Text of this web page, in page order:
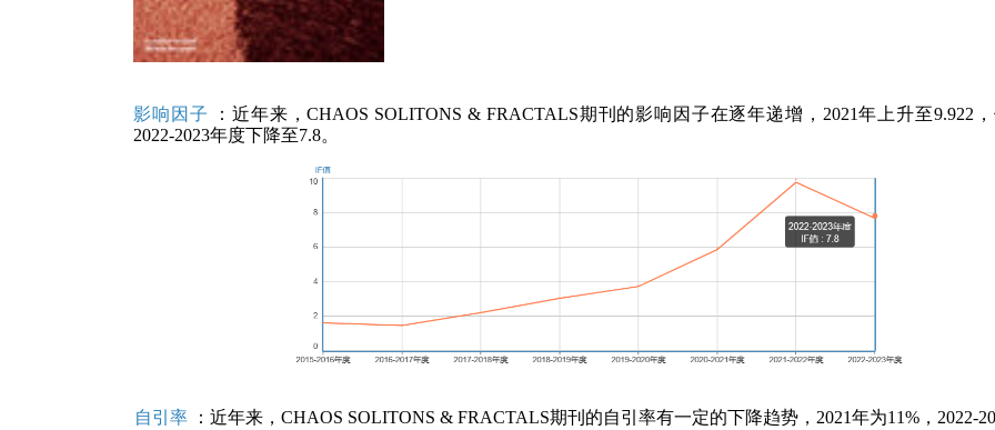
影响因子
：近年来，CHAOS SOLITONS & FRACTALS期刊的影响因子在逐年递增，2021年上升至9.922
2022-2023年度下降至7.8。
自引率
：近年来，CHAOS SOLITONS & FRACTALS期刊的自引率有一定的下降趋势，2021年为11%，2022-